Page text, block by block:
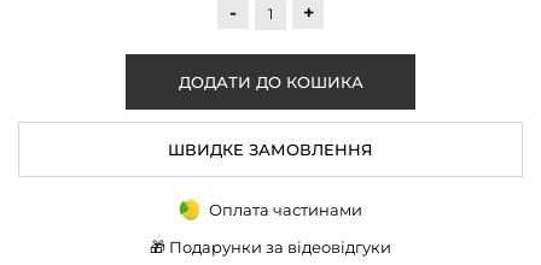
- +
ШВИДКЕ ЗАМОВЛЕННЯ
Оплата частинами
🎁 Подарунки за відеовідгуки